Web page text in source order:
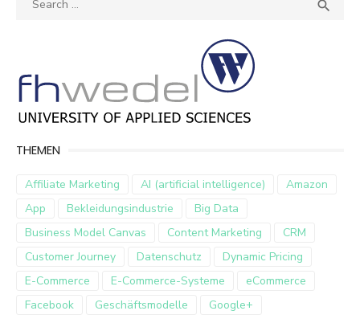

THEMEN
Affiliate Marketing AI (artificial intelligence)
Amazon
App
Bekleidungsindustrie
Big Data
Business Model Canvas
Content Marketing
CRM
Customer Journey
Datenschutz
Dynamic Pricing
E-Commerce
E-Commerce-Systeme
eCommerce
Facebook
Geschäftsmodelle
Google+